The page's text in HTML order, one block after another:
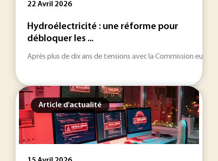
22 Avril 2026
Hydroélectricité : une réforme pour
débloquer les ...
Après plus de dix ans de tensions avec la Commission
Article d'actualité